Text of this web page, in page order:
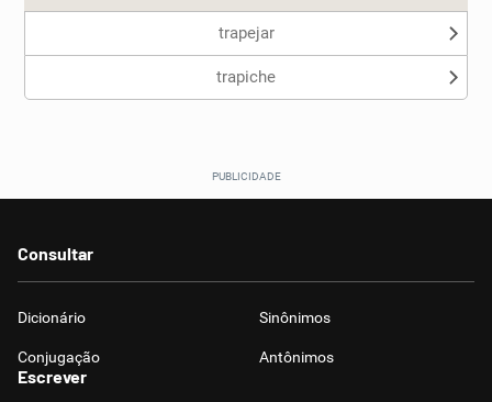
trapejar
trapiche
Consultar
Dicionário Sinônimos
Conjugação Antônimos
Escrever